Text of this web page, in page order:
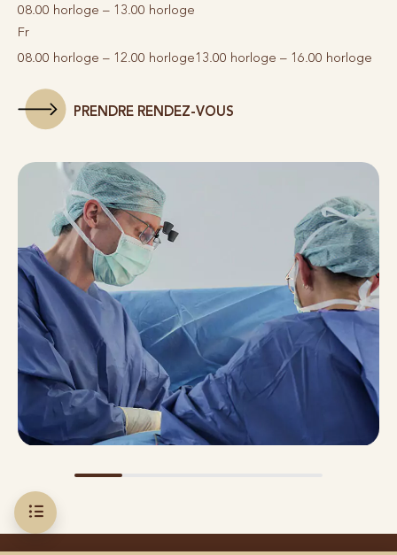
08.00 horloge – 13.00 horloge
Fr
08.00 horloge – 12.00 horloge13.00 horloge – 16.00 horloge
PRENDRE RENDEZ-VOUS